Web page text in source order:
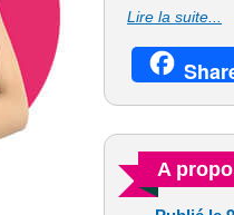
Lire la suite...
A